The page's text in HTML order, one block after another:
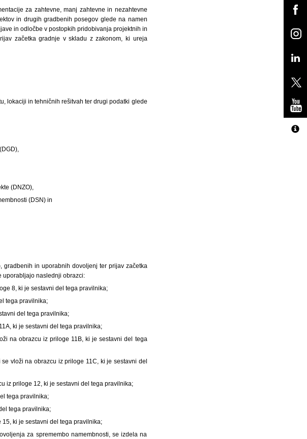
za zahtevne, manj zahtevne in nezahtevne
in drugih gradbenih posegov glede na namen
in odločbe v postopkih pridobivanja projektnih in
začetka gradnje v skladu z zakonom, ki ureja
lokaciji in tehničnih rešitvah ter drugi podatki glede
(DNZO),
(DSN) in
in uporabnih dovoljenj ter prijav začetka
uporabljajo naslednji obrazci:
8, ki je sestavni del tega pravilnika;
tega pravilnika;
del tega pravilnika;
ki je sestavni del tega pravilnika;
na obrazcu iz priloge 11B, ki je sestavni del tega
vloži na obrazcu iz priloge 11C, ki je sestavni del
iz priloge 12, ki je sestavni del tega pravilnika;
tega pravilnika;
tega pravilnika;
ki je sestavni del tega pravilnika;
za spremembo namembnosti, se izdela na